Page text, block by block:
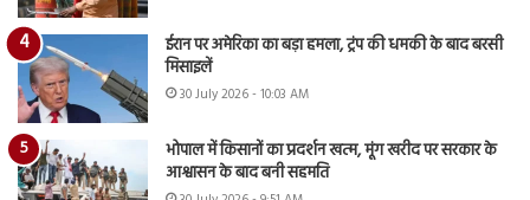
ईरान पर अमेरिका का बड़ा हमला, ट्रंप की धमकी के बाद बरसी
मिसाइलें
30 July 2026 - 10:03 AM
भोपाल में किसानों का प्रदर्शन खत्म, मूंग खरीद पर सरकार के
आश्वासन के बाद बनी सहमति